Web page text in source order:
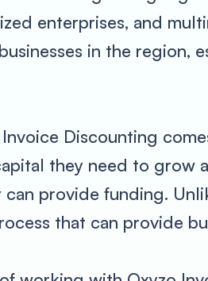
enterprises, and
in the
Invoice Discounting
they need to grow
provide funding.
that can provide